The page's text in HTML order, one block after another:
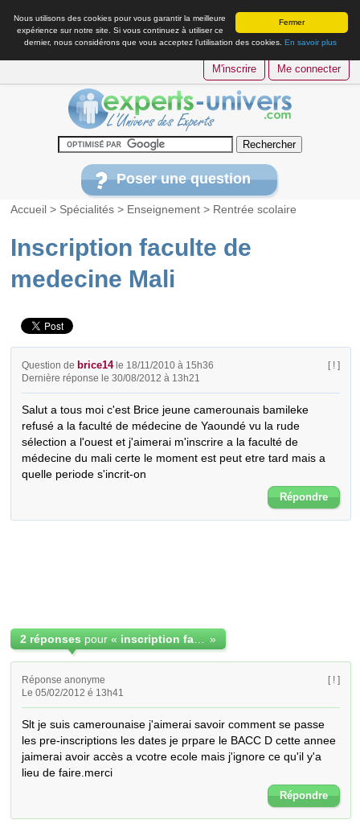
Fermer
Nous utilisons des cookies pour vous garantir la meilleure
expérience sur notre site. Si vous continuez à utiliser ce
dernier, nous considérons que vous acceptez l’utilisation des cookies. En savoir plus
M'inscrire Me connecter
Poser une question
Accueil > Spécialités > Enseignement > Rentrée scolaire
Inscription faculte de
medecine Mali
Question de brice14le 18/11/2010 à 15h36
Dernière réponse le 30/08/2012 à 13h21
[ ! ]
Salut a tous moi c'est Brice jeune camerounais bamileke
refusé a la faculté de médecine de Yaoundé vu la rude
sélection a l'ouest et j'aimerai m'inscrire a la faculté de
médecine du mali certe le moment est peut etre tard mais a
quelle periode s'incrit-on
Répondre
2 réponses pour « »
Réponse anonyme
Le 05/02/2012 é 13h41
[ ! ]
Slt je suis camerounaise j'aimerai savoir comment se passe
les pre-inscriptions les dates je prpare le BACC D cette annee
jaimerai avoir accès a vcotre ecole mais j'ignore ce qu'il y'a
lieu de faire.merci
Répondre